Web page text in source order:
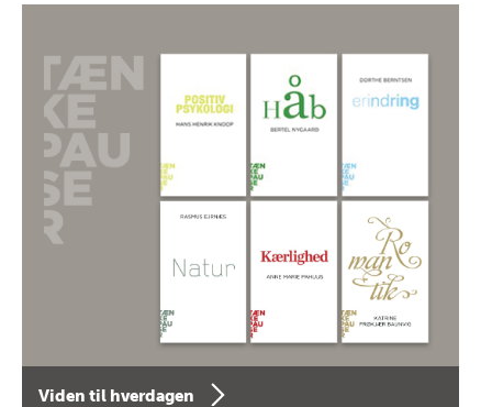
Viden til hverdagen